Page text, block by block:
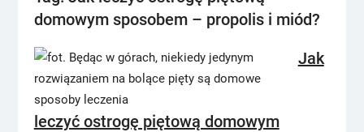
domowym sposobem – propolis i miód?
Jak
leczyć ostrogę piętową domowym